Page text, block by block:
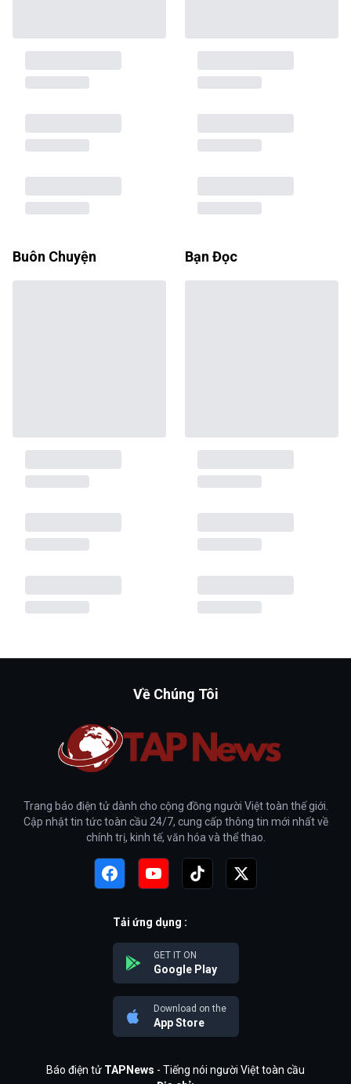
Buôn Chuyện Bạn Đọc
Về Chúng Tôi
Trang báo điện tử dành cho cộng đồng người Việt toàn thế giới.
Cập nhật tin tức toàn cầu 24/7, cung cấp thông tin mới nhất về
chính trị, kinh tế, văn hóa và thể thao.
Tải ứng dụng :
GET IT ON
Google Play
Download on the
App Store
Báo điện tử TAPNews - Tiếng nói người Việt toàn cầu